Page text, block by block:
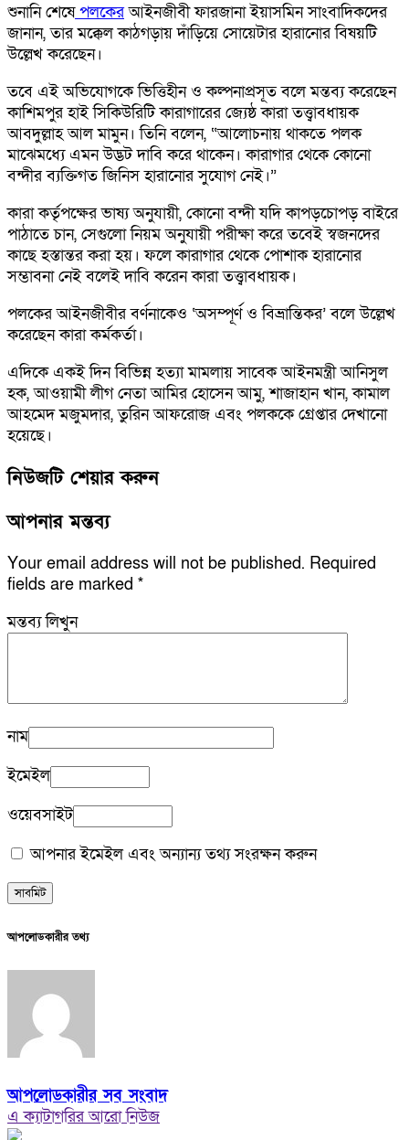
শুনানি শেষেপলকেরআইনজীবী ফারজানা ইয়াসমিন সাংবাদিকদের
জানান, তার মক্কেল কাঠগড়ায় দাঁড়িয়ে সোয়েটার হারানোর বিষয়টি
উল্লেখ করেছেন।
তবে এই অভিযোগকে ভিত্তিহীন ও কল্পনাপ্রসূত বলে মন্তব্য করেছেন
কাশিমপুর হাই সিকিউরিটি কারাগারের জ্যেষ্ঠ কারা তত্ত্বাবধায়ক
আবদুল্লাহ আল মামুন। তিনি বলেন, “আলোচনায় থাকতে পলক
মাঝেমধ্যে এমন উদ্ভট দাবি করে থাকেন। কারাগার থেকে কোনো
বন্দীর ব্যক্তিগত জিনিস হারানোর সুযোগ নেই।”
কারা কর্তৃপক্ষের ভাষ্য অনুযায়ী, কোনো বন্দী যদি কাপড়চোপড় বাইরে
পাঠাতে চান, সেগুলো নিয়ম অনুযায়ী পরীক্ষা করে তবেই স্বজনদের
কাছে হস্তান্তর করা হয়। ফলে কারাগার থেকে পোশাক হারানোর
সম্ভাবনা নেই বলেই দাবি করেন কারা তত্ত্বাবধায়ক।
পলকের আইনজীবীর বর্ণনাকেও ‘অসম্পূর্ণ ও বিভ্রান্তিকর’ বলে উল্লেখ
করেছেন কারা কর্মকর্তা।
এদিকে একই দিন বিভিন্ন হত্যা মামলায় সাবেক আইনমন্ত্রী আনিসুল
হক, আওয়ামী লীগ নেতা আমির হোসেন আমু, শাজাহান খান, কামাল
আহমেদ মজুমদার, তুরিন আফরোজ এবং পলককে গ্রেপ্তার দেখানো
হয়েছে।
নিউজটি শেয়ার করুন
আপনার মন্তব্য
Your email address will not be published. Required
fields are marked *
মন্তব্য লিখুন
নাম
ইমেইল
ওয়েবসাইট
আপনার ইমেইল এবং অন্যান্য তথ্য সংরক্ষন করুন
আপলোডকারীর তথ্য
আপলোডকারীর সব সংবাদ
এ ক্যাটাগরির আরো নিউজ